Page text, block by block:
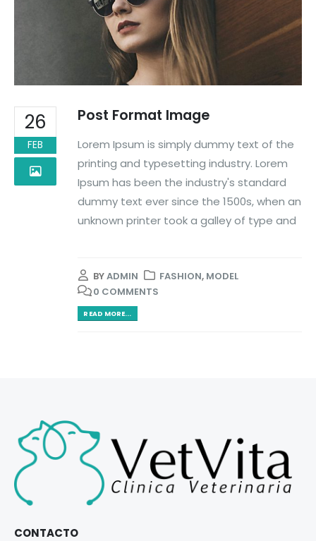
26
FEB
Post Format Image
Lorem Ipsum is simply dummy text of the
printing and typesetting industry. Lorem
Ipsum has been the industry's standard
dummy text ever since the 1500s, when an
unknown printer took a galley of type and
BYADMIN FASHION, MODEL
0 COMMENTS
READ MORE...
CONTACTO